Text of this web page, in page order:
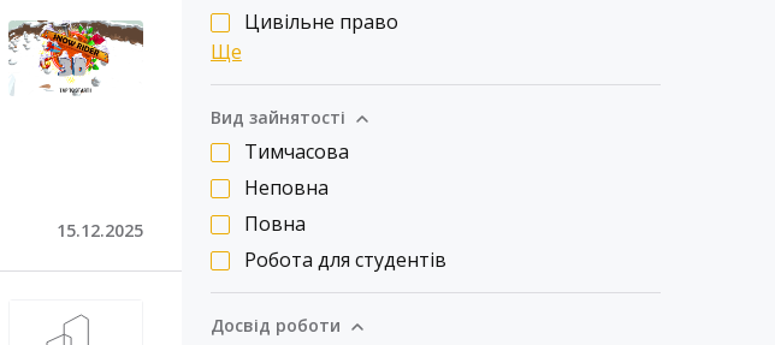
Цивільне право
Ще
Вид зайнятості
Тимчасова
Неповна
Повна
Робота для студентів
Досвід роботи
15.12.2025